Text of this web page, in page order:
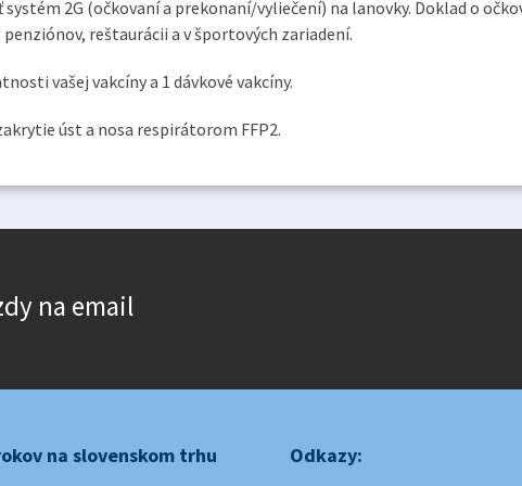
2G (očkovaní a prekonaní/vyliečení) na lanovky. Doklad o
reštaurácii a v športových zariadení.
vašej vakcíny a 1 dávkové vakcíny.
úst a nosa respirátorom FFP2.
na email
na slovenskom trhu
Odkazy: